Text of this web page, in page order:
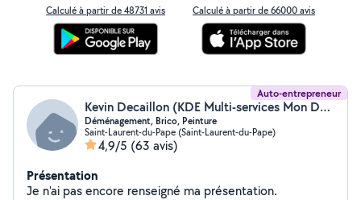
Calculé à partir de 48731 avis Calculé à partir de 66000 avis
Auto-entrepreneur
Kevin Decaillon (KDE Multi-services Mon Déménagement Facile)
Déménagement, Brico, Peinture
Saint-Laurent-du-Pape (Saint-Laurent-du-Pape)
4,9/5 (63 avis)
Présentation
Je n'ai pas encore renseigné ma présentation.